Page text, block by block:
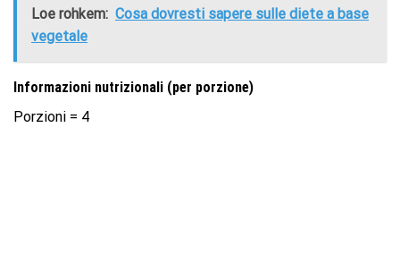
Loe rohkem: Cosa dovresti sapere sulle diete a base
vegetale
Informazioni nutrizionali (per porzione)
Porzioni = 4